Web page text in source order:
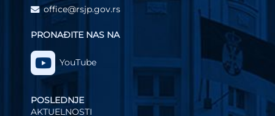
office@rsjp.gov.rs
PRONAĐITE NAS NA
YouTube
POSLEDNJE
AKTUELNOSTI